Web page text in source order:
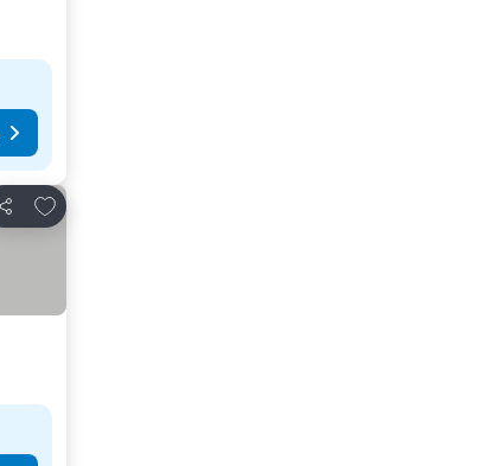
Teilen
Zu Favoriten hinzufügen